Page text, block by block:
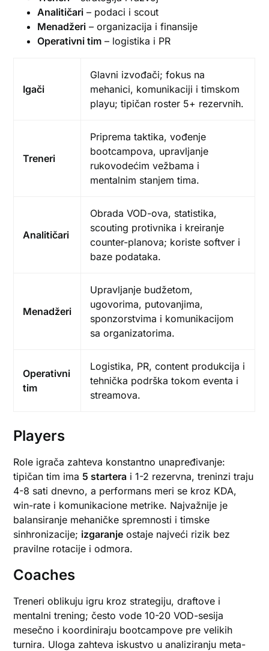
Analitičari – podaci i scout
Menadžeri – organizacija i finansije
Operativni tim – logistika i PR
Igаči
Glavni izvođači; fokus na
mehanici, komunikaciji i timskom
playu; tipičan roster 5+ rezervnih.
Treneri
Priprema taktika, vođenje
bootcampova, upravljanje
rukovodećim vežbama i
mentalnim stanjem tima.
Analitičari
Obrada VOD-ova, statistika,
scouting protivnika i kreiranje
counter-planova; koriste softver i
baze podataka.
Menadžeri
Upravljanje budžetom,
ugovorima, putovanjima,
sponzorstvima i komunikacijom
sa organizatorima.
Operativni
tim
Logistika, PR, content produkcija i
tehnička podrška tokom eventa i
streamova.
Players
Role igrača zahteva konstantno unapređivanje:
tipičan tim ima 5 startera i 1-2 rezervna, treninzi traju
4-8 sati dnevno, a performans meri se kroz KDA,
win-rate i komunikacione metrike. Najvažnije je
balansiranje mehaničke spremnosti i timske
sinhronizacije; izgaranje ostaje najveći rizik bez
pravilne rotacije i odmora.
Coaches
Treneri oblikuju igru kroz strategiju, draftove i
mentalni trening; često vode 10-20 VOD-sesija
mesečno i koordiniraju bootcampove pre velikih
turnira. Uloga zahteva iskustvo u analiziranju meta-